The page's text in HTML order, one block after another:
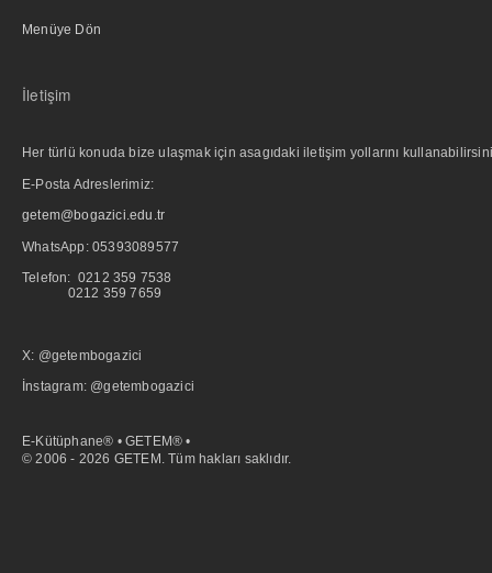
Menüye Dön
İletişim
Her türlü konuda bize ulaşmak için asagıdaki iletişim yollarını
E-Posta Adreslerimiz:
getem@bogazici.edu.tr
WhatsApp: 05393089577
Telefon: 0212 359 7538
0212 359 7659
X: @getembogazici
İnstagram: @getembogazici
E-Kütüphane® • GETEM® •
© 2006 - 2026 GETEM. Tüm hakları saklıdır.